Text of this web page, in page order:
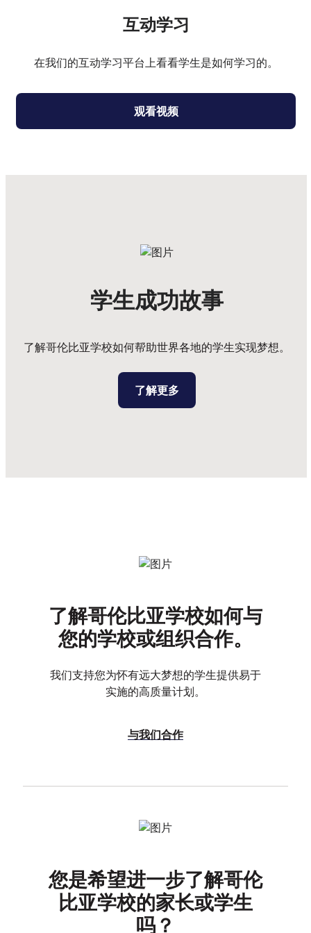
互动学习
在我们的互动学习平台上看看学生是如何学习的。
观看视频
学生成功故事
了解哥伦比亚学校如何帮助世界各地的学生实现梦想。
了解更多
了解哥伦比亚学校如何与
您的学校或组织合作。
我们支持您为怀有远大梦想的学生提供易于
实施的高质量计划。
与我们合作
您是希望进一步了解哥伦
比亚学校的家长或学生
吗？